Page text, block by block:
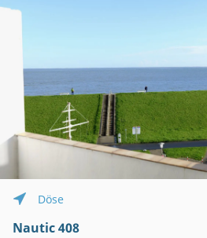
Döse
Nautic 408